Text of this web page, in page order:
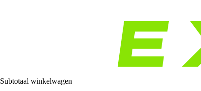
Subtotaal winkelwagen